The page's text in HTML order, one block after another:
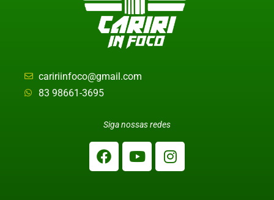
caririinfoco@gmail.com
83 98661-3695
Siga nossas redes